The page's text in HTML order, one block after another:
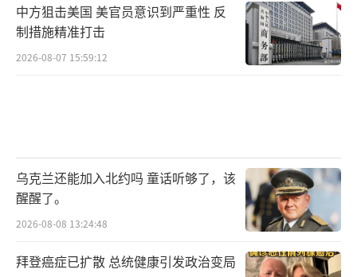
中方狙击美国 美官员意识到严重性 反
制措施精准打击
2026-08-07 15:59:12
乌克兰还能加入北约吗 童话听够了，该
醒醒了。
2026-08-08 13:24:48
拜登癌症已扩散 总统健康引发政治变局